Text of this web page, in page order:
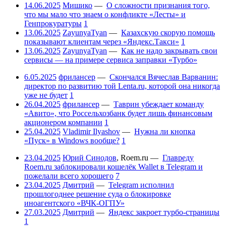
14.06.2025 Мишико — О сложности признания того,
что мы мало что знаем о конфликте «Лесты» и
Генпрокуратуры 1
13.06.2025 ZayunyaTyan — Казахскую скорую помощь
показывают клиентам через «Яндекс.Такси» 1
13.06.2025 ZayunyaTyan — Как не надо закрывать свои
сервисы — на примере сервиса заправки «Турбо»
6.05.2025 фрилансер — Скончался Вячеслав Варванин:
директор по развитию той Lenta.ru, которой она никогда
уже не будет 1
26.04.2025 фрилансер — Таврин убеждает команду
«Авито», что Россельхозбанк будет лишь финансовым
акционером компании 1
25.04.2025 Vladimir Ilyashov — Нужна ли кнопка
«Пуск» в Windows вообще? 1
23.04.2025 Юрий Синодов, Roem.ru — Главреду
Roem.ru заблокировали кошелёк Wallet в Telegram и
пожелали всего хорошего 7
23.04.2025 Дмитрий — Telegram исполнил
прошлогоднее решение суда о блокировке
иноагентского «ВЧК-ОГПУ»
27.03.2025 Дмитрий — Яндекс закроет турбо-страницы
1